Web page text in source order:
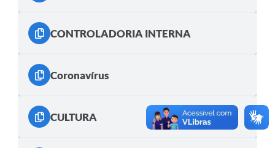
CONTROLADORIA INTERNA
Coronavírus
CULTURA